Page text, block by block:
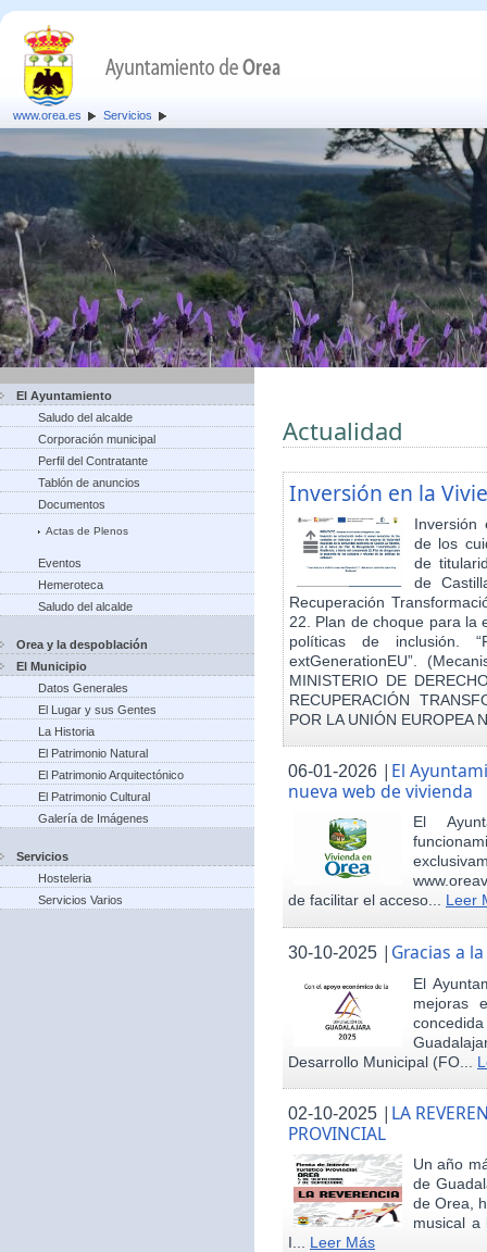
www.orea.es Servicios
El Ayuntamiento
Saludo del alcalde
Corporación municipal
Perfil del Contratante
Tablón de anuncios
Documentos
Actas de Plenos
Eventos
Hemeroteca
Saludo del alcalde
Orea y la despoblación
El Municipio
Datos Generales
El Lugar y sus Gentes
La Historia
El Patrimonio Natural
El Patrimonio Arquitectónico
El Patrimonio Cultural
Galería de Imágenes
Servicios
Hosteleria
Servicios Varios
Actualidad
Inversión en la
Inversión
de los
de
de
Recuperación
22. Plan de choque para la
políticas de inclusión.
extGenerationEU”.
MINISTERIO DE
RECUPERACIÓN
POR LA UNIÓN EUROPEA
06-01-2026 | El
nueva web de vivienda
El
de facilitar el acceso... Leer
30-10-2025 | Gracias a
El
mejoras
Desarrollo Municipal (FO...
02-10-2025 | LA
PROVINCIAL
Un año
de
de Orea,
musical a
I... Leer Más